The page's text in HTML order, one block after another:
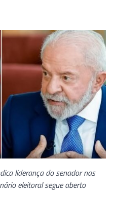
liderança do senador nas
eleitoral segue aberto